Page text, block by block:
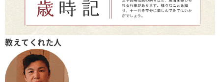
教えてくれた人